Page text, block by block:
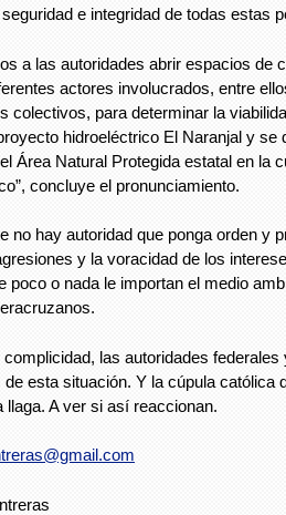
e integridad de todas estas
a las autoridades abrir espacios de
actores involucrados, entre
colectivos, para determinar la
hidroeléctrico El Naranjal y se
Área Natural Protegida estatal en la
concluye el pronunciamiento.
no hay autoridad que ponga orden y
y la voracidad de los
poco o nada le importan el medio
las autoridades federales
esta situación. Y la cúpula católica
llaga. A ver si así reaccionan.